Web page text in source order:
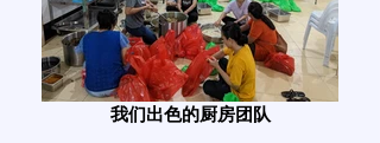
我们出色的厨房团队